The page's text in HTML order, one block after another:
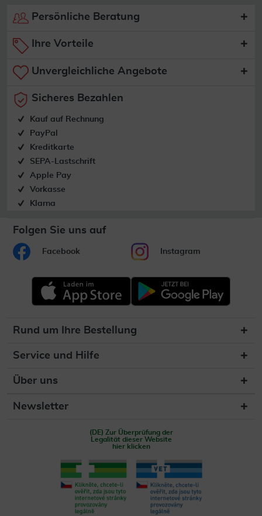
Persönliche Beratung
Ihre Vorteile
Unvergleichliche Angebote
Sicheres Bezahlen
Kauf auf Rechnung
PayPal
Kreditkarte
SEPA-Lastschrift
Apple Pay
Vorkasse
Klarna
Folgen Sie uns auf
Facebook Instagram
Rund um Ihre Bestellung
Service und Hilfe
Über uns
Newsletter
(DE) Zur Überprüfung der
Legalität dieser Website
hier klicken